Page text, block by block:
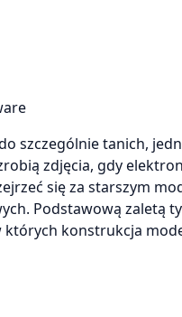
szczególnie tanich,
zdjęcia, gdy
się za starszym
Podstawową zaletą
konstrukcja